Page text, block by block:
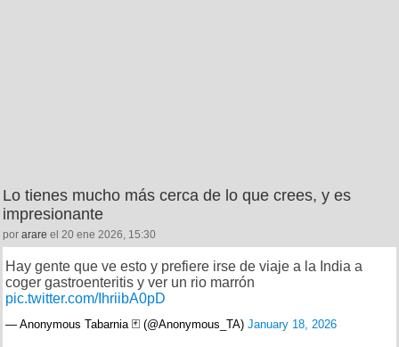
Lo tienes mucho más cerca de lo que crees, y es
impresionante
por arare el 20 ene 2026, 15:30
Hay gente que ve esto y prefiere irse de viaje a la India a
coger gastroenteritis y ver un rio marrón
pic.twitter.com/IhriibA0pD
— Anonymous Tabarnia 🃏 (@Anonymous_TA) January 18, 2026